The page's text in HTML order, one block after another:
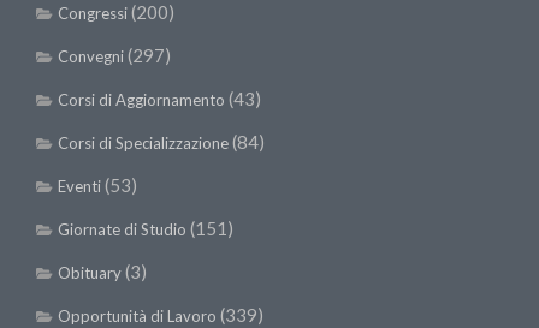
Congressi(200)
Convegni(297)
Corsi di Aggiornamento (43)
Corsi di Specializzazione(84)
Eventi(53)
Giornate di Studio (151)
Obituary(3)
Opportunità di Lavoro (339)